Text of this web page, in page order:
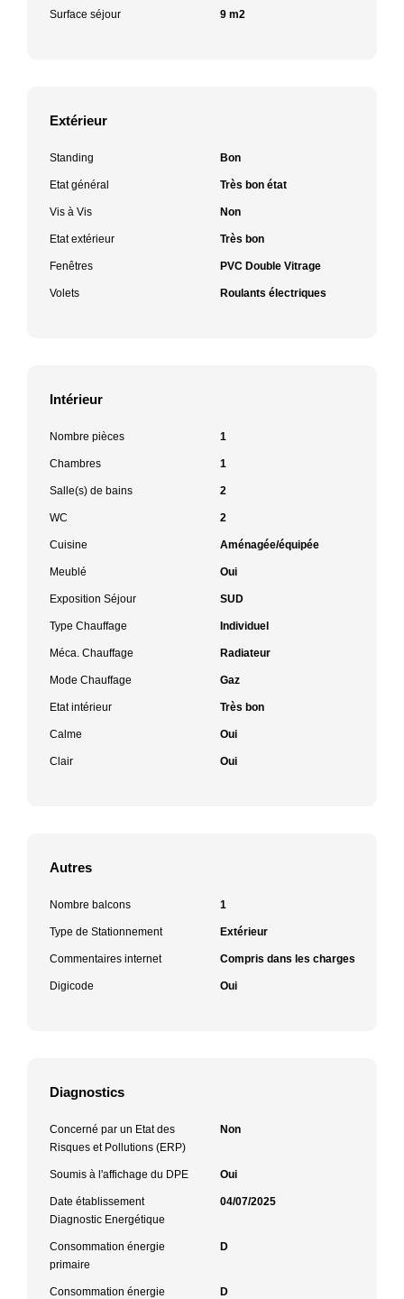
Surface séjour 9 m2
Extérieur
Standing Bon
Etat général Très bon état
Vis à Vis Non
Etat extérieur Très bon
Fenêtres PVC Double Vitrage
Volets Roulants électriques
Intérieur
Nombre pièces 1
Chambres 1
Salle(s) de bains 2
WC 2
Cuisine Aménagée/équipée
Meublé Oui
Exposition Séjour SUD
Type Chauffage Individuel
Méca. Chauffage Radiateur
Mode Chauffage Gaz
Etat intérieur Très bon
Calme Oui
Clair Oui
Autres
Nombre balcons 1
Type de Stationnement Extérieur
Commentaires internet Compris dans les charges
Digicode Oui
Diagnostics
Concerné par un Etat des
Risques et Pollutions (ERP)
Non
Soumis à l'affichage du DPE Oui
Date établissement
Diagnostic Energétique
04/07/2025
Consommation énergie
primaire
D
Consommation énergie
D